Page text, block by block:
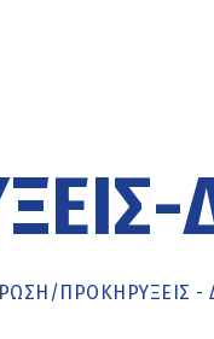
/ΠΡΟΚΗΡΥΞΕΙΣ -